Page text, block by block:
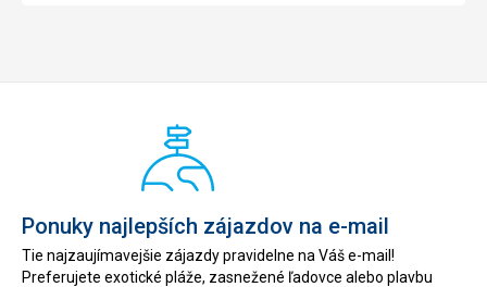
Ponuky najlepších zájazdov na e-mail
Tie najzaujímavejšie zájazdy pravidelne na Váš e-mail!
Preferujete exotické pláže, zasnežené ľadovce alebo plavbu